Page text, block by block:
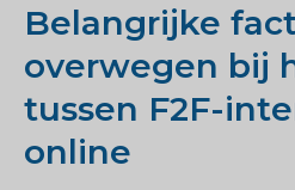
Belangrijke
overwegen bij
tussen F2F-
online